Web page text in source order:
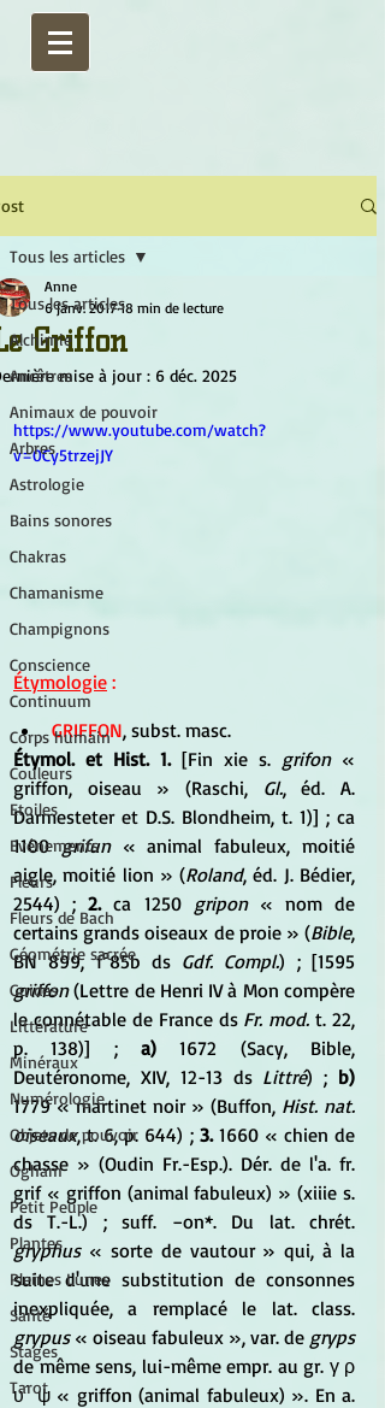
Tous les articles
Alchimie
Ancêtres
Animaux de pouvoir
Arbres
Astrologie
Bains sonores
Chakras
Chamanisme
Champignons
Conscience
Continuum
Corps humain
Couleurs
Etoiles
Evénements
Fleurs
Fleurs de Bach
Géométrie sacrée
Guides
Littérature
Minéraux
Numérologie
Objets de pouvoir
Ogham
Petit Peuple
Plantes
Pleines Lunes
Santé
Stages
Tarot
Tous les articles
Griffon
Anne
6 janv. 2017 18 min de lecture
mise à jour : 6 déc. 2025
https://www.youtube.com/watch?
v=0Cy5trzejJY
Étymologie :
GRIFFON, subst. masc.
Étymol. et Hist. 1. [Fin xie s. grifon «
griffon, oiseau » (Raschi, Gl., éd. A.
Darmesteter et D.S. Blondheim, t. 1)] ; ca
1100 grifun « animal fabuleux, moitié
aigle, moitié lion » (Roland, éd. J. Bédier,
2544) ; 2. ca 1250 gripon « nom de
certains grands oiseaux de proie » (Bible,
BN 899, f°85b ds Gdf. Compl.
griffon (Lettre de Henri IV à Mon compère
le connétable de France ds Fr. mod. t. 22,
p. 138)] ; a) 1672 (Sacy, Bible,
Deutéronome, XIV, 12-13 ds Littré) ; b)
1779 « martinet noir » (Buffon, Hist. nat.
oiseaux, t. 6, p. 644) ; 3. 1660 « chien de
chasse » (Oudin Fr.-Esp.). Dér. de l'a. fr.
grif « griffon (animal fabuleux) » (xiiie s.
gryphus « sorte de vautour » qui, à la
suite d'une substitution de consonnes
grypus « oiseau fabuleux », var. de gryps
de même sens, lui-même empr. au gr. γ ρ
υ ́ ψ « griffon (animal fabuleux) ». En a.